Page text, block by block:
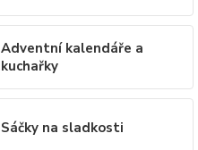
Adventní kalendáře a
kuchařky
Sáčky na sladkosti